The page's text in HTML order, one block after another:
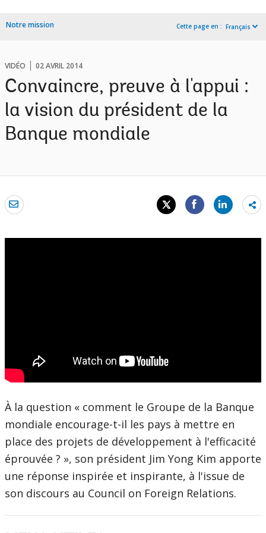
Notre mission Cette page en : Français
VIDÉO 02 AVRIL 2014
Convaincre, preuve à l'appui :
la vision du président de la
Banque mondiale
À la question « comment le Groupe de la Banque
mondiale encourage-t-il les pays à mettre en
place des projets de développement à l'efficacité
éprouvée ? », son président Jim Yong Kim apporte
une réponse inspirée et inspirante, à l'issue de
son discours au Council on Foreign Relations.